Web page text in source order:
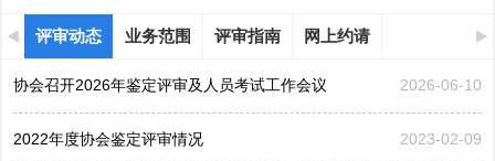
评审动态 业务范围 评审指南 网上约请
协会召开2026年鉴定评审及人员考试工作会议 2026-06-10
2022年度协会鉴定评审情况 2023-02-09